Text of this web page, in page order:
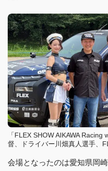
「FLEX SHOW AIKAWA
督、ドライバー川畑真人選手、
会場となったのは愛知県岡